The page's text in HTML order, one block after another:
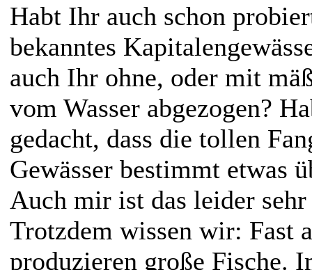
Habt Ihr auch schon
bekanntes
auch Ihr ohne, oder mit
vom Wasser abgezogen?
gedacht, dass die tollen
Gewässer bestimmt etwas
Auch mir ist das leider
Trotzdem wissen wir: Fast
produzieren große Fische.